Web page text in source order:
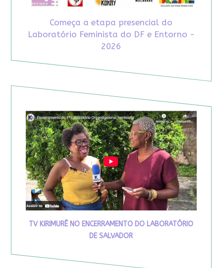
Começa a etapa presencial do
Laboratório Feminista do DF e Entorno -
2026
TV KIRIMURÊ NO ENCERRAMENTO DO LABORATÓRIO
DE SALVADOR